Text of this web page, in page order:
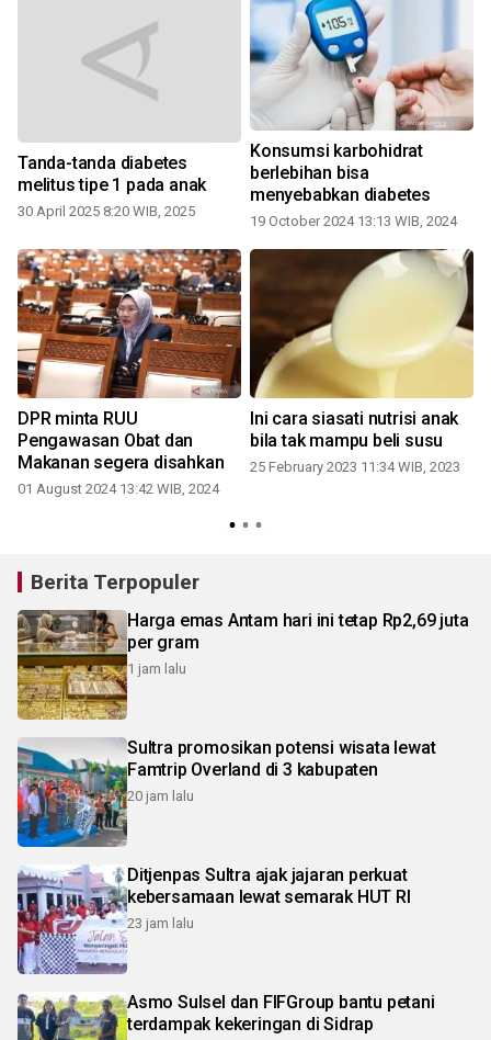
Tanda-tanda diabetes
melitus tipe 1 pada anak
30 April 2025 8:20 WIB, 2025
Konsumsi karbohidrat
berlebihan bisa
menyebabkan diabetes
19 October 2024 13:13 WIB, 2024
DPR minta RUU
Pengawasan Obat dan
Makanan segera disahkan
01 August 2024 13:42 WIB, 2024
Ini cara siasati nutrisi anak
bila tak mampu beli susu
25 February 2023 11:34 WIB, 2023
Berita Terpopuler
Harga emas Antam hari ini tetap Rp2,69 juta
per gram
1 jam lalu
Sultra promosikan potensi wisata lewat
Famtrip Overland di 3 kabupaten
20 jam lalu
Ditjenpas Sultra ajak jajaran perkuat
kebersamaan lewat semarak HUT RI
23 jam lalu
Asmo Sulsel dan FIFGroup bantu petani
terdampak kekeringan di Sidrap